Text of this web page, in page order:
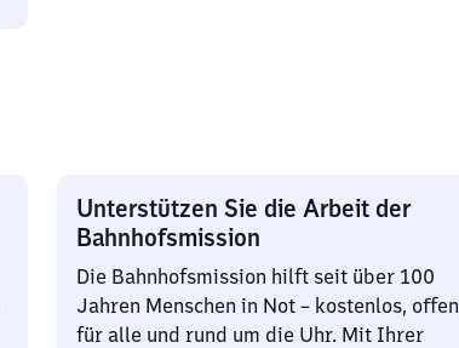
Unterstützen Sie die Arbeit der
Bahnhofsmission
Die Bahnhofsmission hilft seit über 100
Jahren Menschen in Not – kostenlos, offen
für alle und rund um die Uhr. Mit Ihrer